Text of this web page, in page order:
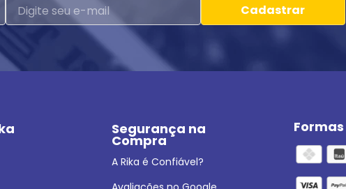
Cadastrar
Segurança na
Compra
A Rika é Confiável?